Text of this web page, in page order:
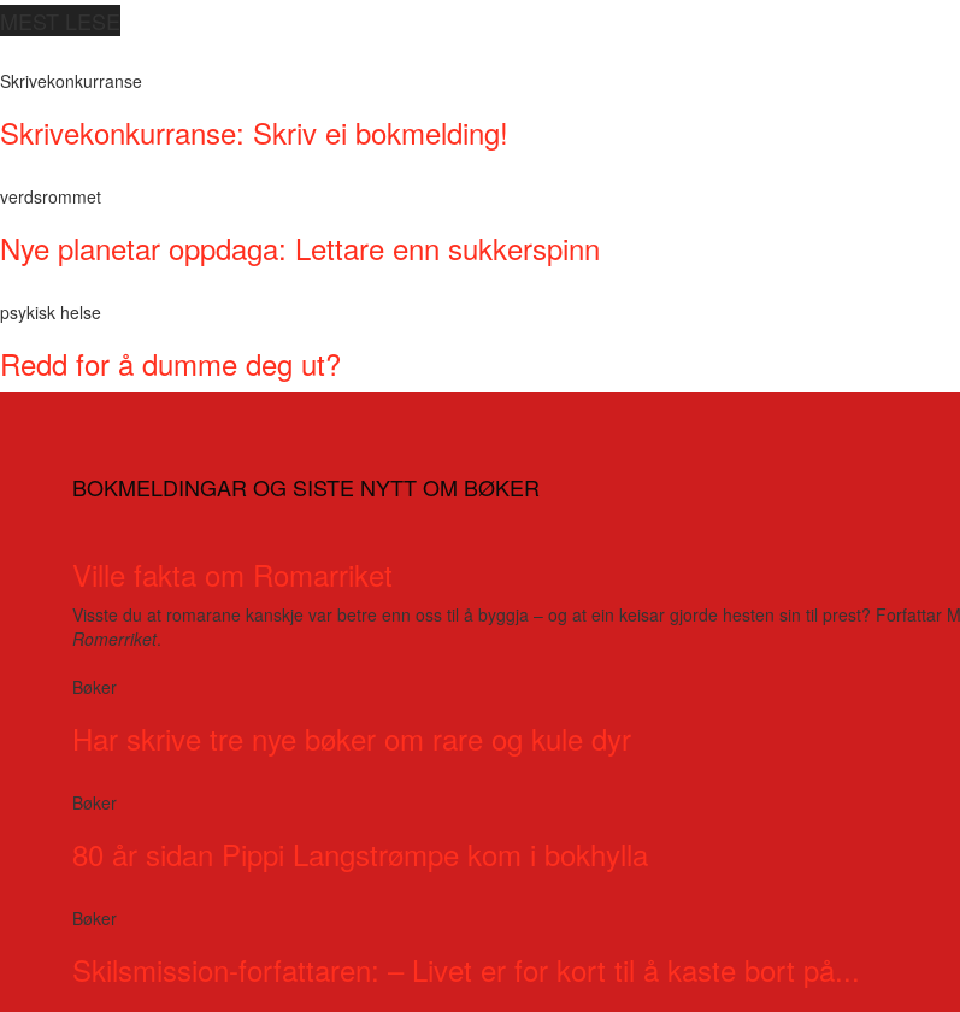
Skrivekonkurranse
Skrivekonkurranse: Skriv ei bokmelding!
verdsrommet
Nye planetar oppdaga: Lettare enn sukkerspinn
psykisk helse
Redd for å dumme deg ut?
BOKMELDINGAR OG SISTE NYTT OM BØKER
Ville fakta om Romarriket
Visste du at romarane kanskje var betre enn oss til å byggja – og at ein keisar gjorde hesten sin til prest? Forfattar
Romerriket.
Bøker
Har skrive tre nye bøker om rare og kule dyr
Bøker
80 år sidan Pippi Langstrømpe kom i bokhylla
Bøker
Skilsmission-forfattaren: – Livet er for kort til å kaste bort på...